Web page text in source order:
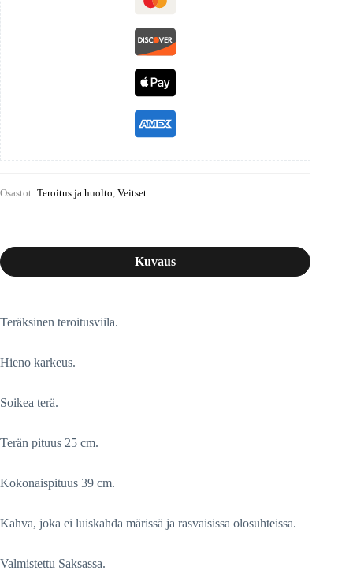
Osastot: Teroitus ja huolto Veitset
Kuvaus
Teräksinen teroitusviila.
Hieno karkeus.
Soikea terä.
Terän pituus 25 cm.
Kokonaispituus 39 cm.
Kahva, joka ei luiskahda märissä ja rasvaisissa olosuhteissa.
Valmistettu Saksassa.